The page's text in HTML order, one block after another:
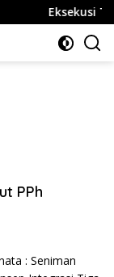
Eksekusi
PPh